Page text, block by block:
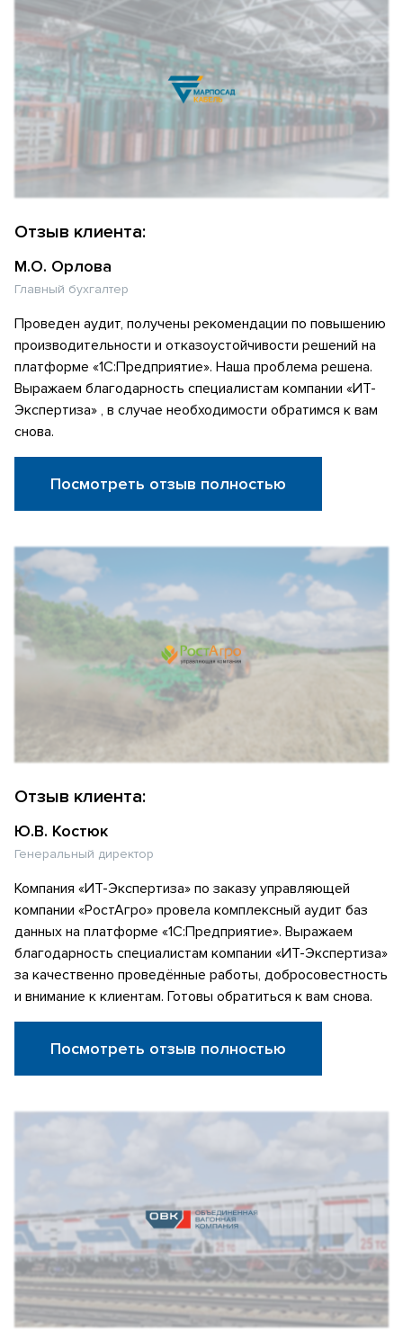
Отзыв клиента:
М.О. Орлова
Главный бухгалтер
Проведен аудит, получены рекомендации по повышению
производительности и отказоустойчивости решений на
платформе «1С:Предприятие». Наша проблема решена.
Выражаем благодарность специалистам компании «ИТ-
Экспертиза» , в случае необходимости обратимся к вам
снова.
Посмотреть отзыв полностью
Отзыв клиента:
Ю.В. Костюк
Генеральный директор
Компания «ИТ-Экспертиза» по заказу управляющей
компании «РостАгро» провела комплексный аудит баз
данных на платформе «1С:Предприятие». Выражаем
благодарность специалистам компании «ИТ-Экспертиза»
за качественно проведённые работы, добросовестность
и внимание к клиентам. Готовы обратиться к вам снова.
Посмотреть отзыв полностью